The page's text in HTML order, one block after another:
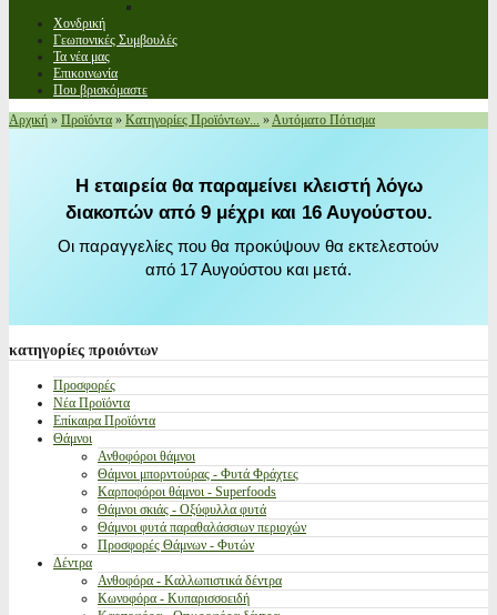
Χονδρική
Γεωπονικές Συμβουλές
Τα νέα μας
Επικοινωνία
Που βρισκόμαστε
Αρχική » Προϊόντα » Κατηγορίες Προϊόντων... »Αυτόματο Πότισμα
Η εταιρεία θα παραμείνει κλειστή λόγω
διακοπών από 9 μέχρι και 16 Αυγούστου.
Οι παραγγελίες που θα προκύψουν θα εκτελεστούν
από 17 Αυγούστου και μετά.
κατηγορίες προιόντων
Προσφορές
Νέα Προϊόντα
Επίκαιρα Προϊόντα
Θάμνοι
Ανθοφόροι θάμνοι
Θάμνοι μπορντούρας - Φυτά Φράχτες
Καρποφόροι θάμνοι - Superfoods
Θάμνοι σκιάς - Οξύφυλλα φυτά
Θάμνοι φυτά παραθαλάσσιων περιοχών
Προσφορές Θάμνων - Φυτών
Δέντρα
Ανθοφόρα - Καλλωπιστικά δέντρα
Κωνοφόρα - Κυπαρισσοειδή